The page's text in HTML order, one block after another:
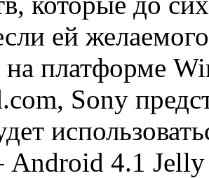
ей
на платформе
Sony
Android 4.1 Jelly